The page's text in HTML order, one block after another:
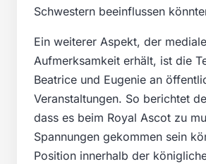
Schwestern beeinflussen
Ein weiterer Aspekt, der mediale
Aufmerksamkeit erhält, ist die
Beatrice und Eugenie an
Veranstaltungen. So berichtet
dass es beim Royal Ascot zu
Spannungen gekommen sein
Position innerhalb der